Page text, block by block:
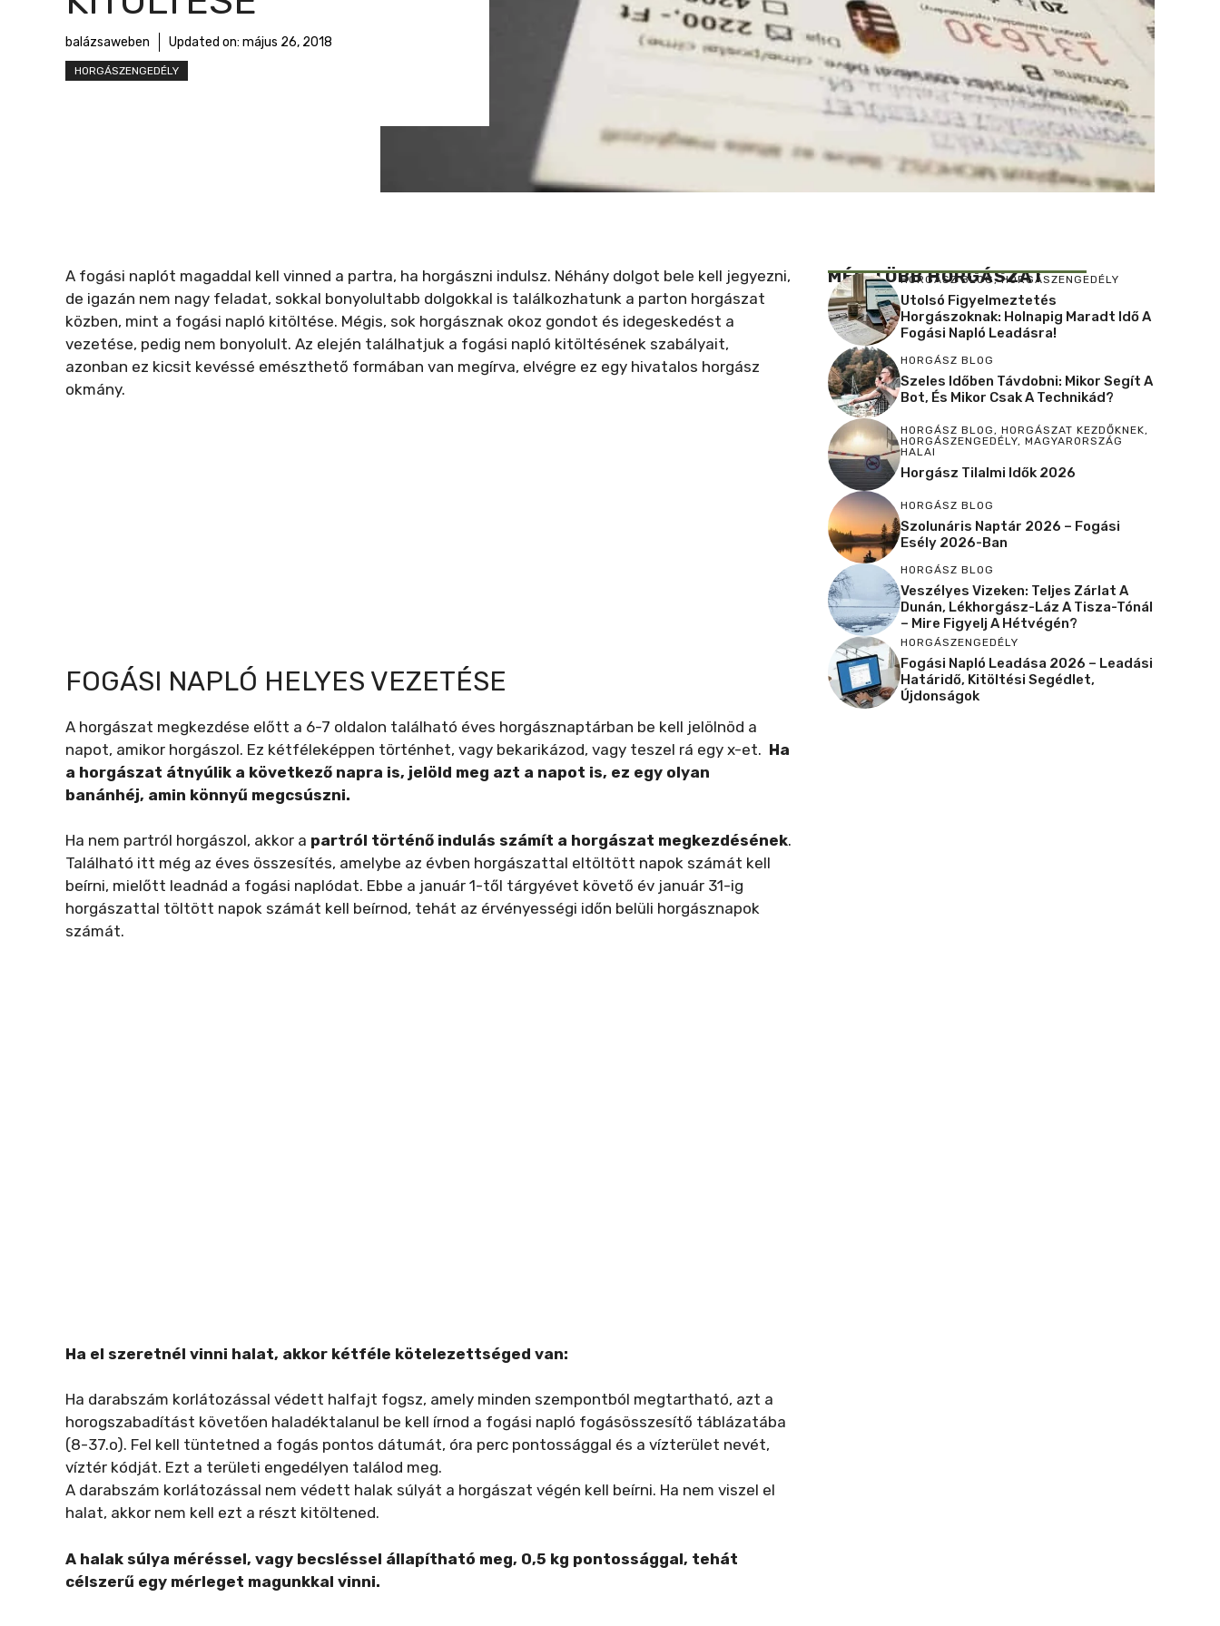
balázsaweben Updated on: május 26, 2018
HORGÁSZENGEDÉLY
A fogási naplót magaddal kell vinned a partra, ha horgászni indulsz. Néhány dolgot bele kell jegyezni,
de igazán nem nagy feladat, sokkal bonyolultabb dolgokkal is találkozhatunk a parton horgászat
közben, mint a fogási napló kitöltése. Mégis, sok horgásznak okoz gondot és idegeskedést a
vezetése, pedig nem bonyolult. Az elején találhatjuk a fogási napló kitöltésének szabályait,
azonban ez kicsit kevéssé emészthető formában van megírva, elvégre ez egy hivatalos horgász
okmány.
FOGÁSI NAPLÓ HELYES VEZETÉSE
A horgászat megkezdése előtt a 6-7 oldalon található éves horgásznaptárban be kell jelölnöd a
napot, amikor horgászol. Ez kétféleképpen történhet, vagy bekarikázod, vagy teszel rá egy x-et. Ha
a horgászat átnyúlik a következő napra is, jelöld meg azt a napot is, ez egy olyan
banánhéj, amin könnyű megcsúszni.
Ha nem partról horgászol, akkor a partról történő indulás számít a horgászat megkezdésének.
Található itt még az éves összesítés, amelybe az évben horgászattal eltöltött napok számát kell
beírni, mielőtt leadnád a fogási naplódat. Ebbe a január 1-től tárgyévet követő év január 31-ig
horgászattal töltött napok számát kell beírnod, tehát az érvényességi időn belüli horgásznapok
számát.
Ha el szeretnél vinni halat, akkor kétféle kötelezettséged van:
Ha darabszám korlátozással védett halfajt fogsz, amely minden szempontból megtartható, azt a
horogszabadítást követően haladéktalanul be kell írnod a fogási napló fogásösszesítő táblázatába
(8-37.o). Fel kell tüntetned a fogás pontos dátumát, óra perc pontossággal és a vízterület nevét,
víztér kódját. Ezt a területi engedélyen találod meg.
A darabszám korlátozással nem védett halak súlyát a horgászat végén kell beírni. Ha nem viszel el
halat, akkor nem kell ezt a részt kitöltened.
A halak súlya méréssel, vagy becsléssel állapítható meg, 0,5 kg pontossággal, tehát
célszerű egy mérleget magunkkal vinni.
MÉG TÖBB HORGÁSZAT
HORGÁSZ BLOG,HORGÁSZENGEDÉLY
Utolsó Figyelmeztetés
Horgászoknak: Holnapig Maradt Idő A
Fogási Napló Leadásra!
HORGÁSZ BLOG
Szeles Időben Távdobni: Mikor Segít A
Bot, És Mikor Csak A Technikád?
HORGÁSZ BLOG , HORGÁSZAT KEZDŐKNEK,
HORGÁSZENGEDÉLY, MAGYARORSZÁG
HALAI
Horgász Tilalmi Idők 2026
HORGÁSZ BLOG
Szolunáris Naptár 2026 – Fogási
Esély 2026-Ban
HORGÁSZ BLOG
Veszélyes Vizeken: Teljes Zárlat A
Dunán, Lékhorgász-Láz A Tisza-Tónál
– Mire Figyelj A Hétvégén?
HORGÁSZENGEDÉLY
Fogási Napló Leadása 2026 – Leadási
Határidő, Kitöltési Segédlet,
Újdonságok